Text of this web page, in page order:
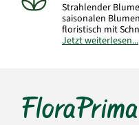
Strahlender
saisonalen
floristisch mit
individuell
seine
Mengen und
Jetzt weiterlesen...